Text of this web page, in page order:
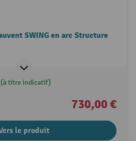
SWING en arc Structure
(à titre indicatif)
730,00 €
le produit